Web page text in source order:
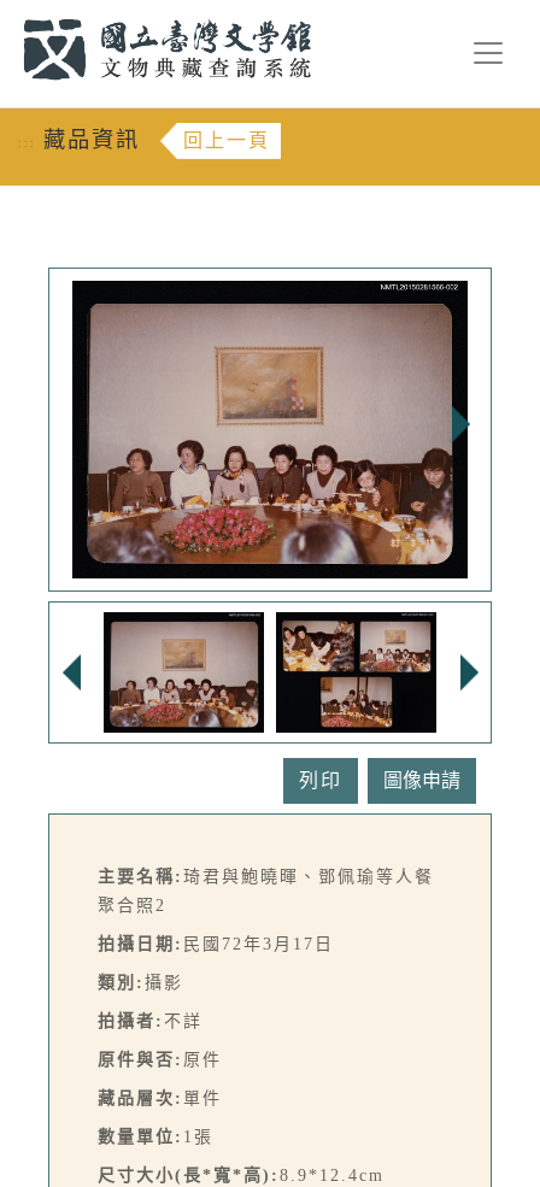
::: 藏品資訊 回上一頁
列印
主要名稱: 琦君與鮑曉暉、鄧佩瑜等人餐
聚合照2
拍攝日期: 民國72年3月17日
類別: 攝影
拍攝者: 不詳
原件與否: 原件
藏品層次: 單件
數量單位: 1張
尺寸大小(長*寬*高): 8.9*12.4cm